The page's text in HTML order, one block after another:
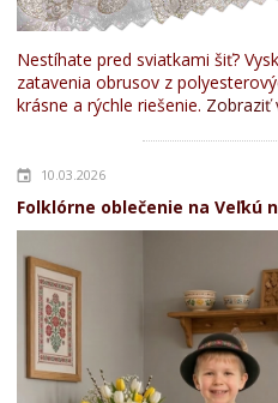
Nestíhate pred sviatkami šiť?
zatavenia obrusov z
krásne a rýchle riešenie. Zobraziť
10.03.2026
Folklórne oblečenie na Veľkú